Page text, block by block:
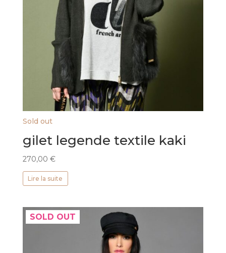
Sold out
gilet legende textile kaki
270,00 €
Lire la suite
SOLD OUT